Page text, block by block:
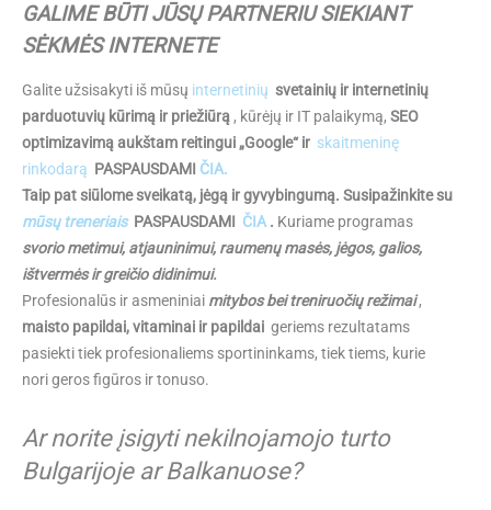
GALIME BŪTI JŪSŲ PARTNERIU SIEKIANT
SĖKMĖS INTERNETE
Galite užsisakyti iš mūsų internetinių svetainių ir internetinių
parduotuvių kūrimą ir priežiūrą , kūrėjų ir IT palaikymą, SEO
optimizavimą aukštam reitingui „Google“ ir skaitmeninę
rinkodarą PASPAUSDAMI ČIA.
Taip pat siūlome sveikatą, jėgą ir gyvybingumą. Susipažinkite su
mūsų treneriaisPASPAUSDAMI ČIA. Kuriame programas
svorio metimui, atjauninimui, raumenų masės, jėgos, galios,
ištvermės ir greičio didinimui.
Profesionalūs ir asmeniniai mitybos bei treniruočių režimai,
maisto papildai, vitaminai ir papildai geriems rezultatams
pasiekti tiek profesionaliems sportininkams, tiek tiems, kurie
nori geros figūros ir tonuso.
Ar norite įsigyti nekilnojamojo turto
Bulgarijoje ar Balkanuose?